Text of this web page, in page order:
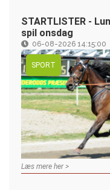
STARTLISTER -
spil onsdag
06-08-2026 14:15:00
SPORT
Læs mere her >